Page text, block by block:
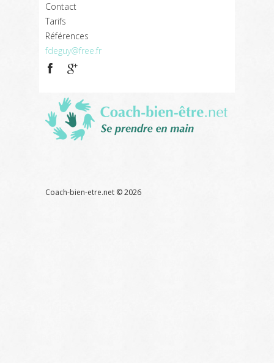
Contact
Tarifs
Références
fdeguy@free.fr
Coach-bien-etre.net ©2026